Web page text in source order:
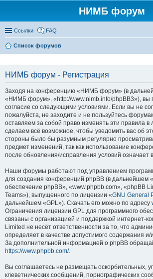
НИМБ форум
Ссылки FAQ
Список форумов
НИМБ форум - Регистрация
Заходя на конференцию «НИМБ форум» (в
«НИМБ форум», «http://www.nimb.info/phpBB3»), вы
согласие со следующими условиями. Если вы не
пожалуйста, не заходите и не пользуйтесь
оставляем за собой право изменять эти правила в
сделаем всё возможное, чтобы уведомить вас об
стороны было бы разумным регулярно
предмет изменений, так как использование
после обновления/исправления условий означает
Наши форумы работают под управлением
для создания конференций phpBB (в дальнейшем
обеспечение phpBB», «www.phpbb.com», «phpBB
Teams»), выпущенного по лицензии «GNU General
дальнейшем «GPL»). Скачать его можно по адресу
Ограничения лицензии GPL для программного
связаны с организацией и поддержкой интернет-
Limited не несёт ответственности за то, что
определяет в качестве допустимого содержания
За дополнительной информацией о phpBB
https://www.phpbb.com/.
Вы соглашаетесь не размещать оскорбительных,
клеветнических сообщений, порнографических